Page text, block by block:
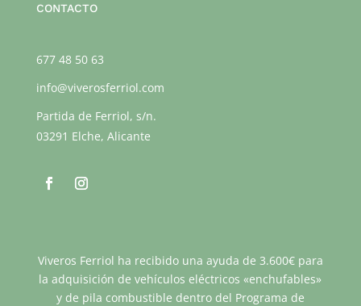
CONTACTO
677 48 50 63
info@viverosferriol.com
Partida de Ferriol, s/n.
03291 Elche, Alicante
Viveros Ferriol ha recibido una ayuda de 3.600€ para
la adquisición de vehículos eléctricos «enchufables»
y de pila combustible dentro del Programa de